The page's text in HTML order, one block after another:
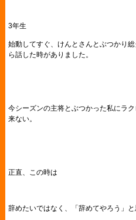
3年生
始動してすぐ、けんとさんとぶつかり
ら話した時がありました。
今シーズンの主将とぶつかった私にラ
来ない。
正直、この時は
辞めたいではなく、「辞めてやろう」と